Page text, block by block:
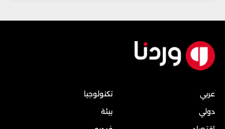
عربي
دولي
تكنولوجيا
بيئة